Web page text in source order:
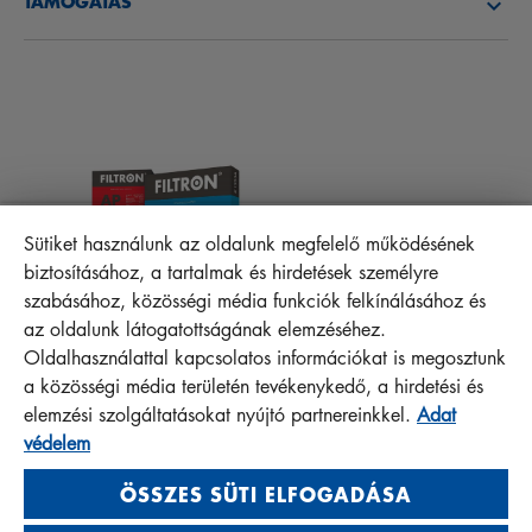
MINŐSÉGRE VONATKOZÓ FELELŐSSÉG
GYIK
MANN+HUMMEL FT Poland
Sp. z o. o. Sp. k.
ul. Wrocławska 145, 63-800 GOSTYŃ, POLAND
Privacy Statement
Imprint
Sütiket használunk az oldalunk megfelelő működésének
biztosításához, a tartalmak és hirdetések személyre
szabásához, közösségi média funkciók felkínálásához és
az oldalunk látogatottságának elemzéséhez.
Oldalhasználattal kapcsolatos információkat is megosztunk
a közösségi média területén tevékenykedő, a hirdetési és
elemzési szolgáltatásokat nyújtó partnereinkkel. Adat
védelem
ÖSSZES SÜTI ELFOGADÁSA